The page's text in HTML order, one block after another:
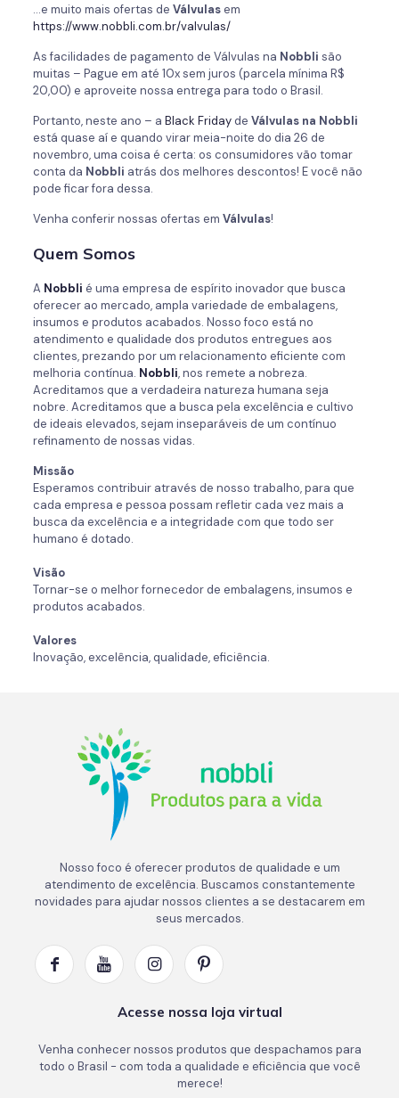
…e muito mais ofertas de Válvulasem
https://www.nobbli.com.br/valvulas/
As facilidades de pagamento de Válvulas na Nobbli são
muitas – Pague em até 10x sem juros (parcela mínima R$
20,00) e aproveite nossa entrega para todo o Brasil.
Portanto, neste ano – a Black Fridayde Válvulas na Nobbli
está quase aí e quando virar meia-noite do dia 26 de
novembro, uma coisa é certa: os consumidores vão tomar
conta da Nobbli atrás dos melhores descontos! E você não
pode ficar fora dessa.
Venha conferir nossas ofertas em Válvulas!
Quem Somos
A Nobbli é uma empresa de espírito inovador que busca
oferecer ao mercado, ampla variedade de embalagens,
insumos e produtos acabados. Nosso foco está no
atendimento e qualidade dos produtos entregues aos
clientes, prezando por um relacionamento eficiente com
melhoria contínua. Nobbli, nos remete a nobreza.
Acreditamos que a verdadeira natureza humana seja
nobre. Acreditamos que a busca pela excelência e cultivo
de ideais elevados, sejam inseparáveis de um contínuo
refinamento de nossas vidas.
Missão
Esperamos contribuir através de nosso trabalho, para que
cada empresa e pessoa possam refletir cada vez mais a
busca da excelência e a integridade com que todo ser
humano é dotado.
Visão
Tornar-se o melhor fornecedor de embalagens, insumos e
produtos acabados.
Valores
Inovação, excelência, qualidade, eficiência.
Nosso foco é oferecer produtos de qualidade e um
atendimento de excelência. Buscamos constantemente
novidades para ajudar nossos clientes a se destacarem em
seus mercados.
Acesse nossa loja virtual
Venha conhecer nossos produtos que despachamos para
todo o Brasil - com toda a qualidade e eficiência que você
merece!